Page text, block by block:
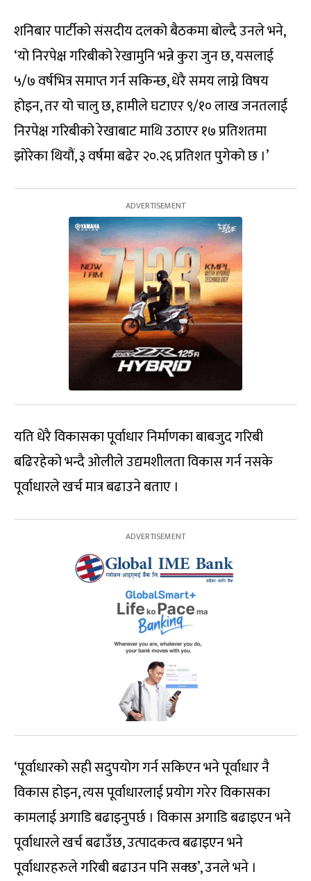
शनिबार पार्टीको संसदीय दलको बैठकमा बोल्दै उनले भने,
‘यो निरपेक्ष गरिबीको रेखामुनि भन्ने कुरा जुन छ, यसलाई
५/७ वर्षभित्र समाप्त गर्न सकिन्छ, धेरै समय लाग्ने विषय
होइन, तर यो चालु छ, हामीले घटाएर ९/१० लाख जनतलाई
निरपेक्ष गरिबीको रेखाबाट माथि उठाएर १७ प्रतिशतमा
झोरेका थियौं, ३ वर्षमा बढेर २०.२६ प्रतिशत पुगेको छ ।’
यति धेरै विकासका पूर्वाधार निर्माणका बाबजुद गरिबी
बढिरहेको भन्दै ओलीले उद्यमशीलता विकास गर्न नसके
पूर्वाधारले खर्च मात्र बढाउने बताए ।
‘पूर्वाधारको सही सदुपयोग गर्न सकिएन भने पूर्वाधार नै
विकास होइन, त्यस पूर्वाधारलाई प्रयोग गरेर विकासका
कामलाई अगाडि बढाइनुपर्छ । विकास अगाडि बढाइएन भने
पूर्वाधारले खर्च बढाउँछ, उत्पादकत्व बढाइएन भने
पूर्वाधारहरुले गरिबी बढाउन पनि सक्छ’, उनले भने ।